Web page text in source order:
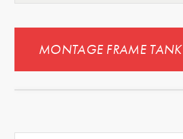
MONTAGE FRAME TANK